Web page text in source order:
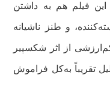
فیلم هم به داشتن
و طنز ناشیانه
از اثر شکسپیر
تقریباً به‌کل فراموش